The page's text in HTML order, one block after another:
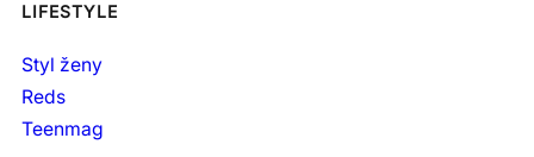
LIFESTYLE
Styl ženy
Reds
Teenmag